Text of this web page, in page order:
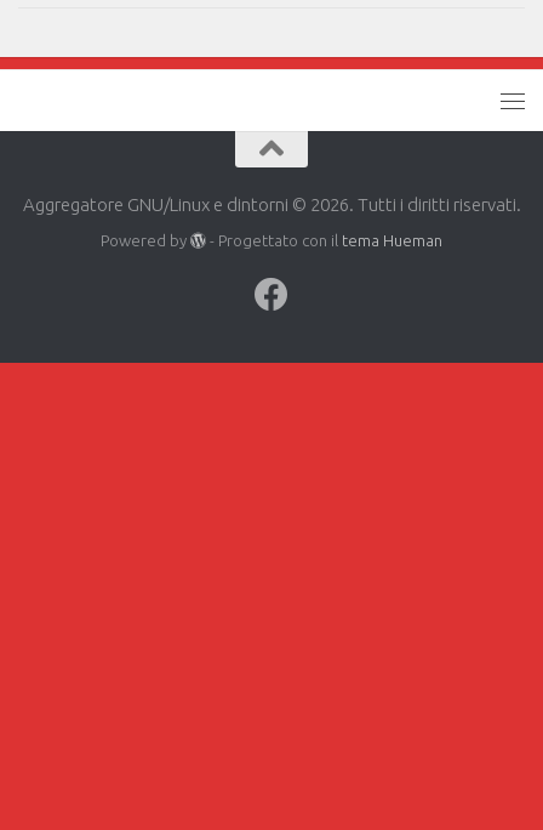
Aggregatore GNU/Linux e dintorni © 2026. Tutti i diritti riservati.
Powered by - Progettato con il tema Hueman